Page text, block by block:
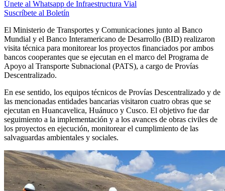
Únete al Whatsapp de Infraestructura Vial
Suscríbete al Boletín
El Ministerio de Transportes y Comunicaciones junto al Banco
Mundial y el Banco Interamericano de Desarrollo (BID) realizaron
visita técnica para monitorear los proyectos financiados por ambos
bancos cooperantes que se ejecutan en el marco del Programa de
Apoyo al Transporte Subnacional (PATS), a cargo de Provías
Descentralizado.
En ese sentido, los equipos técnicos de Provías Descentralizado y de
las mencionadas entidades bancarias visitaron cuatro obras que se
ejecutan en Huancavelica, Huánuco y Cusco. El objetivo fue dar
seguimiento a la implementación y a los avances de obras civiles de
los proyectos en ejecución, monitorear el cumplimiento de las
salvaguardas ambientales y sociales.